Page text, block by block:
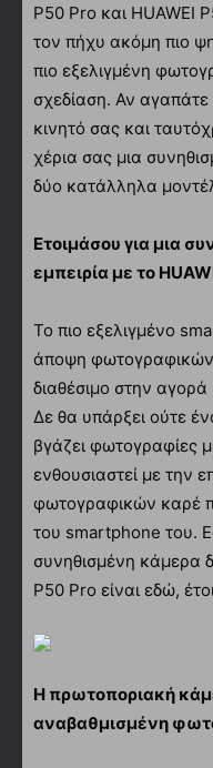
P50 Pro και HUAWEI
τον πήχυ ακόμη πιο
πιο εξελιγμένη
σχεδίαση. Αν
κινητό σας και
χέρια σας μια
δύο κατάλληλα
Ετοιμάσου για μια
εμπειρία με το
Το πιο εξελιγμένο
άποψη φωτογραφικών
διαθέσιμο στην
Δε θα υπάρξει ούτε
βγάζει φωτογραφίες
ενθουσιαστεί με την
φωτογραφικών καρέ
του smartphone του.
συνηθισμένη κάμερα
P50 Pro είναι εδώ,
Η πρωτοποριακή
αναβαθμισμένη